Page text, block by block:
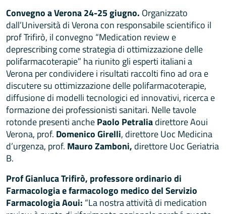
Convegno a Verona 24-25 giugno. Organizzato
dall’Università di Verona con responsabile scientifico il
prof Trifirò, il convegno “Medication review e
deprescribing come strategia di ottimizzazione delle
polifarmacoterapie” ha riunito gli esperti italiani a
Verona per condividere i risultati raccolti fino ad ora e
discutere su ottimizzazione delle polifarmacoterapie,
diffusione di modelli tecnologici ed innovativi, ricerca e
formazione dei professionisti sanitari. Nelle tavole
rotonde presenti anchePaolo Petraliadirettore Aoui
Verona, prof. Domenico Girelli, direttore Uoc Medicina
d’urgenza, prof. Mauro Zamboni, direttore Uoc Geriatria
B.
Prof Gianluca Trifirò, professore ordinario di
Farmacologia e farmacologo medico del Servizio
Farmacologia Aoui: “La nostra attività di medication